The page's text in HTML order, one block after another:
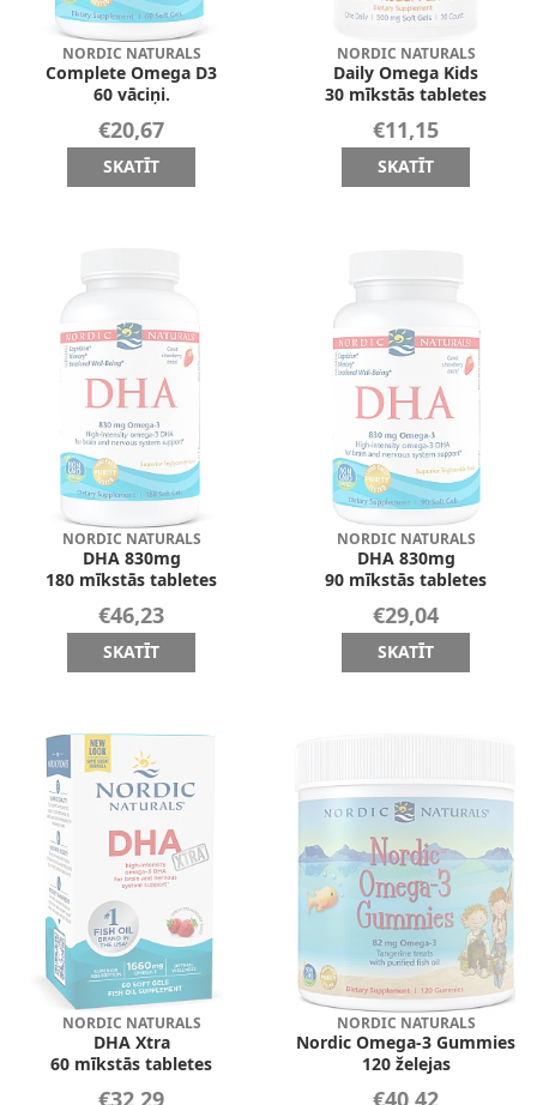
NORDIC NATURALS
Complete Omega D3
60 vāciņi.
€20,67
SKATĪT
NORDIC NATURALS
Daily Omega Kids
30 mīkstās tabletes
€11,15
SKATĪT
NORDIC NATURALS
DHA 830mg
180 mīkstās tabletes
€46,23
SKATĪT
NORDIC NATURALS
DHA 830mg
90 mīkstās tabletes
€29,04
SKATĪT
NORDIC NATURALS
DHA Xtra
60 mīkstās tabletes
€32,29
NORDIC NATURALS
Nordic Omega-3 Gummies
120 želejas
€40,42